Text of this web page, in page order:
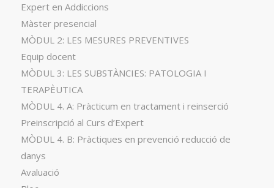
Expert en Addiccions
Màster presencial
MÒDUL 2: LES MESURES PREVENTIVES
Equip docent
MÒDUL 3: LES SUBSTÀNCIES: PATOLOGIA I
TERAPÈUTICA
MÒDUL 4. A: Pràcticum en tractament i reinserció
Preinscripció al Curs d’Expert
MÒDUL 4. B: Pràctiques en prevenció reducció de
danys
Avaluació